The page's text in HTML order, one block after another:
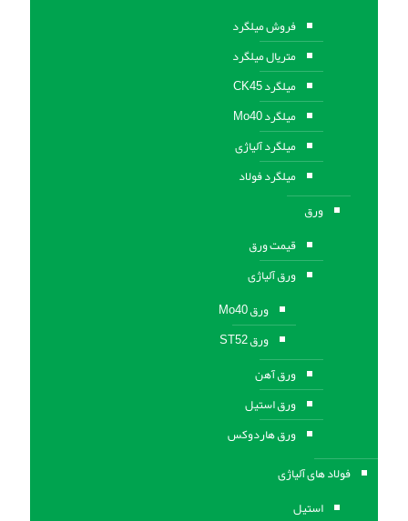
فروش میلگرد
متریال میلگرد
میلگرد CK45
میلگرد Mo40
میلگرد آلیاژی
میلگرد فولاد
ورق
قیمت ورق
ورق آلیاژی
ورق Mo40
ورق ST52
ورق آهن
ورق استيل
ورق هاردوکس
فولاد های آلیاژی
استیل